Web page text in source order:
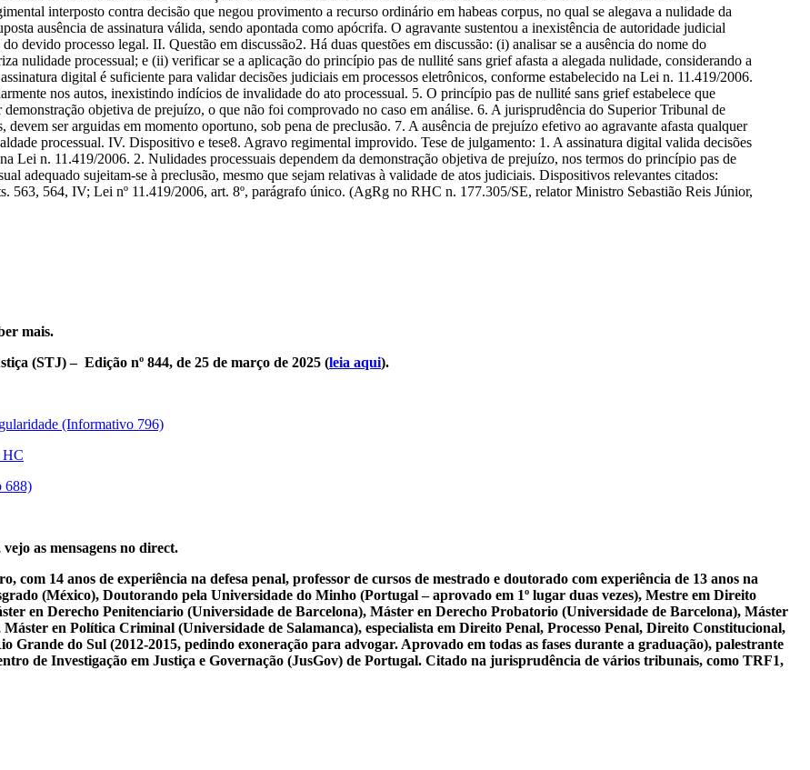
interposto contra decisão que negou provimento a recurso ordinário em habeas corpus, no qual se alegava a nulidade da
ausência de assinatura válida, sendo apontada como apócrifa. O agravante sustentou a inexistência de autoridade judicial
devido processo legal. II. Questão em discussão2. Há duas questões em discussão: (i) analisar se a ausência do nome do
nulidade processual; e (ii) verificar se a aplicação do princípio pas de nullité sans grief afasta a alegada nulidade, considerando a
digital é suficiente para validar decisões judiciais em processos eletrônicos, conforme estabelecido na Lei n. 11.419/2006.
nos autos, inexistindo indícios de invalidade do ato processual. 5. O princípio pas de nullité sans grief estabelece que
objetiva de prejuízo, o que não foi comprovado no caso em análise. 6. A jurisprudência do Superior Tribunal de
devem ser arguidas em momento oportuno, sob pena de preclusão. 7. A ausência de prejuízo efetivo ao agravante afasta qualquer
processual. IV. Dispositivo e tese8. Agravo regimental improvido. Tese de julgamento: 1. A assinatura digital valida decisões
Lei n. 11.419/2006. 2. Nulidades processuais dependem da demonstração objetiva de prejuízo, nos termos do princípio pas de
adequado sujeitam-se à preclusão, mesmo que sejam relativas à validade de atos judiciais. Dispositivos relevantes citados:
563, 564, IV; Lei nº 11.419/2006, art. 8º, parágrafo único. (AgRg no RHC n. 177.305/SE, relator Ministro Sebastião Reis Júnior,
mais.
(STJ) – Edição nº 844, de 25 de março de 2025 (leia aqui).
(Informativo 796)
HC
688)
as mensagens no direct.
14 anos de experiência na defesa penal, professor de cursos de mestrado e doutorado com experiência de 13 anos na
(México), Doutorando pela Universidade do Minho (Portugal – aprovado em 1º lugar duas vezes), Mestre em Direito
en Derecho Penitenciario (Universidade de Barcelona), Máster en Derecho Probatorio (Universidade de Barcelona), Máster
en Política Criminal (Universidade de Salamanca), especialista em Direito Penal, Processo Penal, Direito Constitucional,
Grande do Sul (2012-2015, pedindo exoneração para advogar. Aprovado em todas as fases durante a graduação), palestrante
de Investigação em Justiça e Governação (JusGov) de Portugal. Citado na jurisprudência de vários tribunais, como TRF1,